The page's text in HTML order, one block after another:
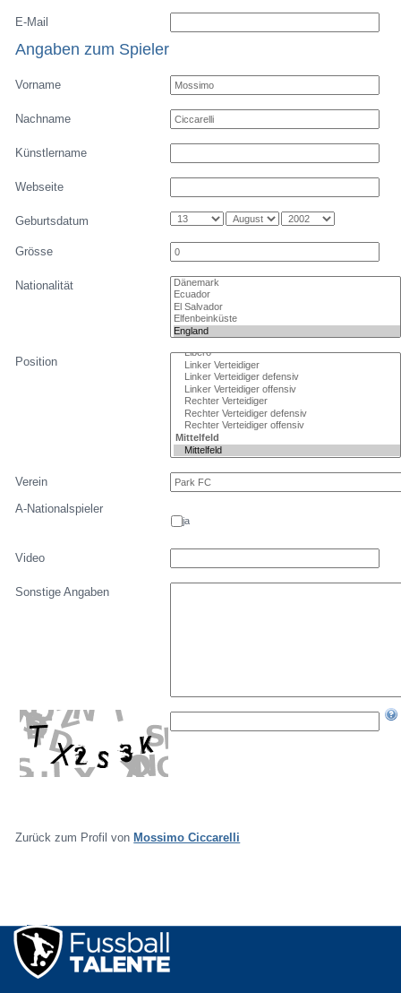
E-Mail
Angaben zum Spieler
Vorname
Nachname
Künstlername
Webseite
Geburtsdatum
Grösse
Nationalität
Position
Verein
A-Nationalspieler
ja
Video
Sonstige Angaben
Zurück zum Profil von Mossimo Ciccarelli